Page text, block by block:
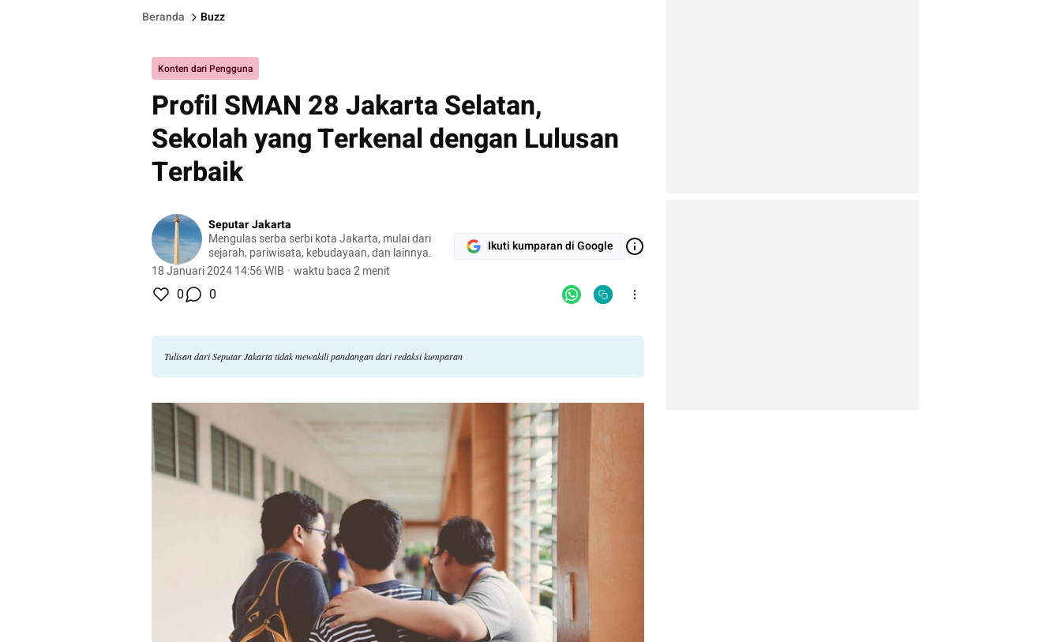
Beranda Buzz
Konten dari Pengguna
Profil SMAN 28 Jakarta Selatan,
Sekolah yang Terkenal dengan Lulusan
Terbaik
Seputar Jakarta
Mengulas serba serbi kota Jakarta, mulai dari
sejarah, pariwisata, kebudayaan, dan lainnya.
18 Januari 2024 14:56 WIB · waktu baca 2 menit
Ikuti kumparan di Google
0 0
Tulisan dari Seputar Jakarta tidak mewakili pandangan dari redaksi kumparan